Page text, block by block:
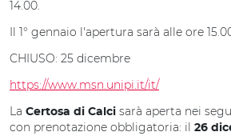
14.00.
Il 1° gennaio l'apertura sarà alle ore
CHIUSO: 25 dicembre
https://www.msn.unipi.it/it/
La Certosa di Calci sarà aperta nei
con prenotazione obbligatoria: il
26